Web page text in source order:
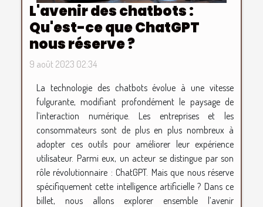
L'avenir des chatbots :
Qu'est-ce que ChatGPT
nous réserve ?
9 août 2023 02:34
La technologie des chatbots évolue à une vitesse
fulgurante, modifiant profondément le paysage de
l’interaction numérique. Les entreprises et les
consommateurs sont de plus en plus nombreux à
adopter ces outils pour améliorer leur expérience
utilisateur. Parmi eux, un acteur se distingue par son
rôle révolutionnaire : ChatGPT. Mais que nous réserve
spécifiquement cette intelligence artificielle ? Dans ce
billet, nous allons explorer ensemble l’avenir